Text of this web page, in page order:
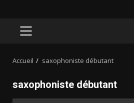
MENU
Accueil saxophoniste débutant
saxophoniste débutant